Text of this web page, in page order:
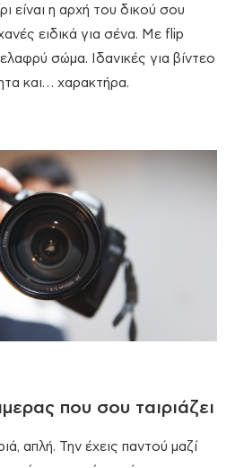
είναι η αρχή του δικού σου
ειδικά για σένα. Με flip
σώμα. Ιδανικές για βίντεο
και… χαρακτήρα.
που σου ταιριάζει
απλή. Την έχεις παντού μαζί